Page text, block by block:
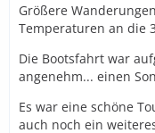
Größere
Temperaturen an die
Die Bootsfahrt war
angenehm... einen
Es war eine schöne
auch noch ein